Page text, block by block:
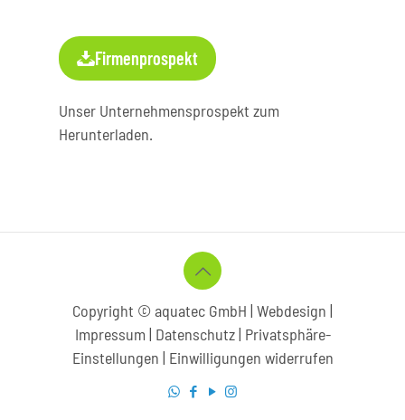
Firmenprospekt
Unser Unternehmensprospekt zum
Herunterladen.
Copyright © aquatec GmbH | Webdesign |
Impressum | Datenschutz| Privatsphäre-
Einstellungen | Einwilligungen widerrufen